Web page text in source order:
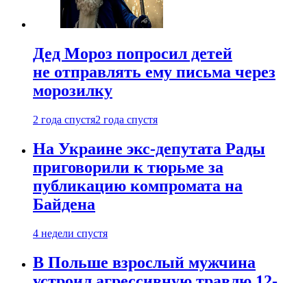
Дед Мороз попросил детей
не отправлять ему письма через
морозилку
2 года спустя2 года спустя
На Украине экс-депутата Рады
приговорили к тюрьме за
публикацию компромата на
Байдена
4 недели спустя
В Польше взрослый мужчина